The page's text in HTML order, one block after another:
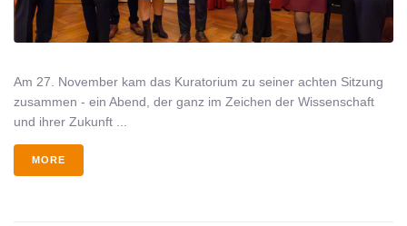
Am 27. November kam das Kuratorium zu seiner achten Sitzung
zusammen - ein Abend, der ganz im Zeichen der Wissenschaft
und ihrer Zukunft ...
MORE